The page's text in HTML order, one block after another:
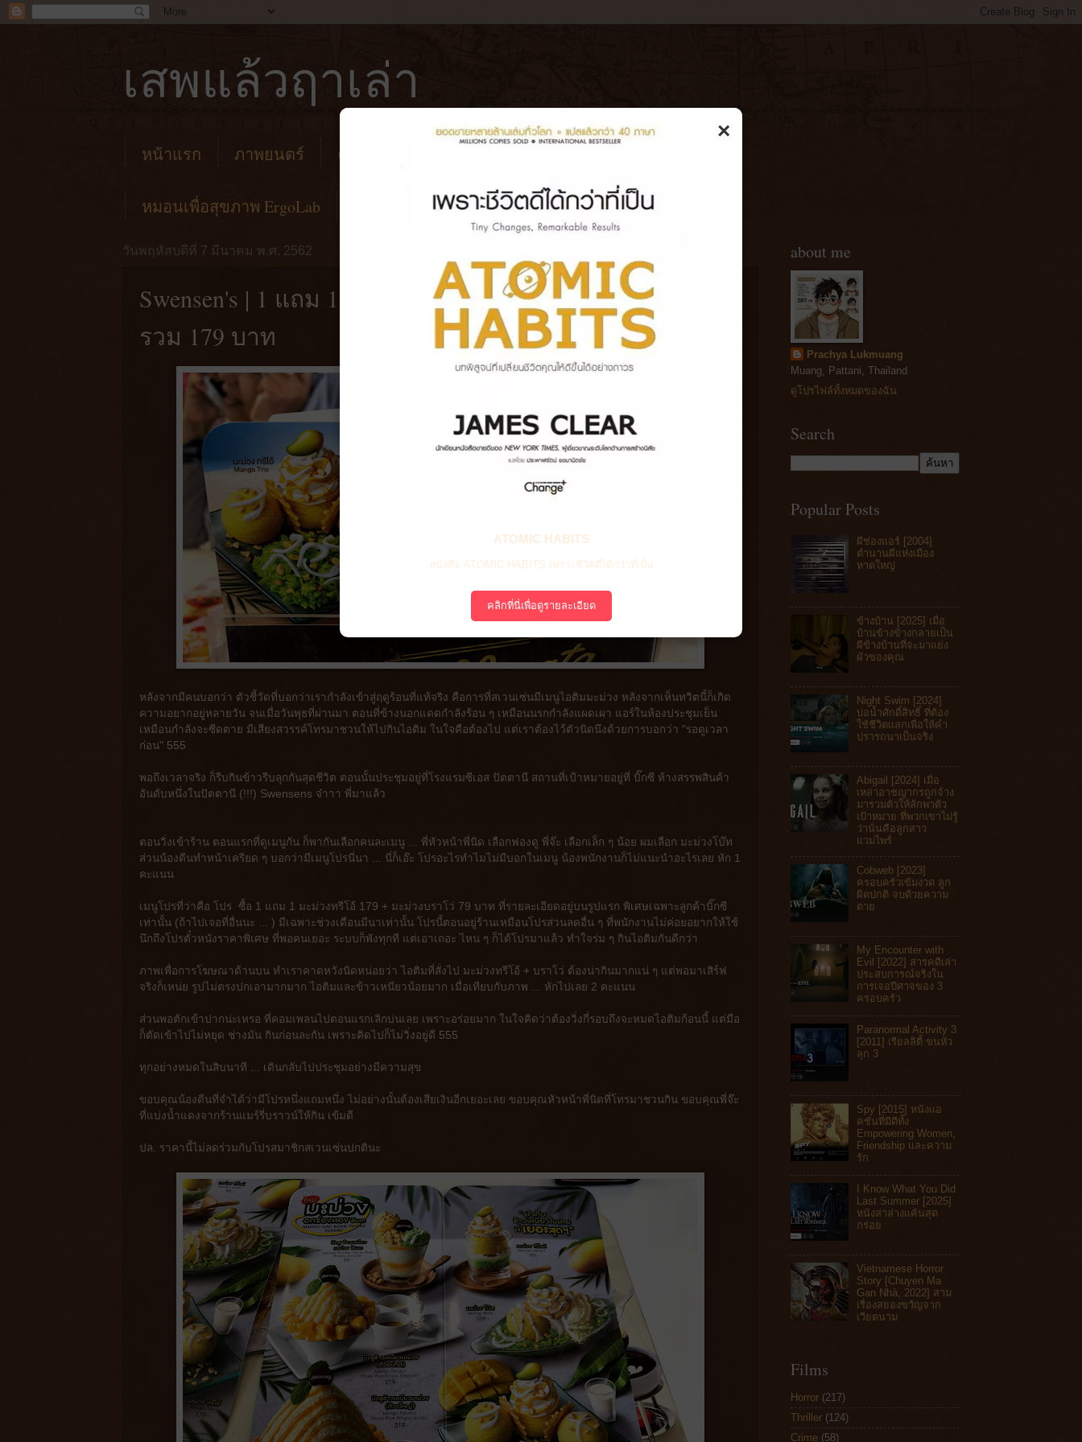
เสพแล้วฤาเล่า
หน้าแรก ภาพยนตร์ คาเฟ่
หมอนเพื่อสุขภาพ ErgoLab
วันพฤหัสบดีที่ 7 มีนาคม พ.ศ. 2562
Swensen's | 1 แถม 1 มะม่วงทรีโอ้ + มะม่วงบราโว่ ราคา
รวม 179 บาท
หลังจากมีคนบอกว่า ตัวชี้วัดที่บอกว่าเรากำลังเข้าสู่ฤดูร้อนที่แท้จริง คือการที่สเวนเซ่นมีเมนูไอติมมะม่วง หลังจากเห็นทวิตนี้ก็เกิด
ความอยากอยู่หลายวัน จนเมื่อวันพุธที่ผ่านมา ตอนที่ข้างนอกแดดกำลังร้อน ๆ เหมือนนรกกำลังแผดเผา แอร์ในห้องประชุมเย็น
เหมือนกำลังจะซีดตาย มีเสียงสวรรค์โทรมาชวนให้ไปกินไอติม ในใจคือต้องไป แต่เราต้องไว้ตัวนิดนึงด้วยการบอกว่า "รอดูเวลา
ก่อน" 555
พอถึงเวลาจริง ก็รีบกินข้าวรีบลุกกันสุดชีวิต ตอนนั้นประชุมอยู่ที่โรงแรมซีเอส ปัตตานี สถานที่เป้าหมายอยู่ที่ บิ๊กซี ห้างสรรพสินค้า
อันดับหนึ่งในปัตตานี (!!!) Swensens จ๋าาา พี่มาแล้ว
ตอนวิ่งเข้าร้าน ตอนแรกที่ดูเมนูกัน ก็พากันเลือกคนละเมนู ... พี่หัวหน้าพี่นิด เลือกฟองดู พี่จ๊ะ เลือกเล็ก ๆ น้อย ผมเลือก มะม่วงโบ๊ท
ส่วนน้องดีนทำหน้าเครียด ๆ บอกว่ามีเมนูโปรนี่นา ... นี่ก็เอ๊ะ โปรอะไรทำไมไม่มีบอกในเมนู น้องพนักงานก็ไม่แนะนำอะไรเลย หัก 1
คะแนน
เมนูโปรที่ว่าคือ โปร ซื้อ 1 แถม 1 มะม่วงทรีโอ้ 179 + มะม่วงบราโว่ 79 บาท ที่รายละเอียดอยู่บนรูปแรก พิเศษเฉพาะลูกค้าบิ๊กซี
เท่านั้น (ถ้าไปเจอที่อื่นนะ ... ) มีเฉพาะช่วงเดือนมีนาเท่านั้น โปรนี้ตอนอยู่ร้านเหมือนโปรส่วนลดอื่น ๆ ที่พนักงานไม่ค่อยอยากให้ใช้
นึกถึงโปรตั๋วหนังราคาพิเศษ ที่พอคนเยอะ ระบบก็พังทุกที แต่เอาเถอะ ไหน ๆ ก็ได้โปรมาแล้ว ทำใจร่ม ๆ กินไอติมกันดีกว่า
ภาพเพื่อการโฆษณาด้านบน ทำเราคาดหวังนิดหน่อยว่า ไอติมที่สั่งไป มะม่วงทรีโอ้ + บราโว่ ต้องน่ากินมากแน่ ๆ แต่พอมาเสิร์ฟ
จริงก็เหน่ย รูปไม่ตรงปกเอามากมาก ไอติมและข้าวเหนียวน้อยมาก เมื่อเทียบกับภาพ ... หักไปเลย 2 คะแนน
ส่วนพอตักเข้าปากน่ะเหรอ ที่คอมเพลนไปตอนแรกเลิกบ่นเลย เพราะอร่อยมาก ในใจคิดว่าต้องวิ่งกี่รอบถึงจะหมดไอติมก้อนนี้ แต่มือ
ก็ตัดเข้าไปไม่หยุด ช่างมัน กินก่อนละกัน เพราะคิดไปก็ไม่วิ่งอยู่ดี 555
ทุกอย่างหมดในสิบนาที ... เดินกลับไปประชุมอย่างมีความสุข
ขอบคุณน้องดีนที่จำได้ว่ามีโปรหนึ่งแถมหนึ่ง ไม่อย่างนั้นต้องเสียเงินอีกเยอะเลย ขอบคุณหัวหน้าพี่นิดที่โทรมาชวนกิน ขอบคุณพี่จ๊ะ
ที่แบ่งน้ำแดงจากร้านแมร์รี่บราวน์ให้กิน เข้มดี
ปล. ราคานี้ไม่ลดร่วมกับโปรสมาชิกสเวนเซ่นปกตินะ
about me
Prachya Lukmuang
Muang, Pattani, Thailand
ดูโปรไฟล์ทั้งหมดของฉัน
Search
Popular Posts
ผีช่องแอร์ [2004]
ตำนานผีแห่งเมือง
หาดใหญ่
ข้างบ้าน [2025] เมื่อ
บ้านข้างข้างกลายเป็น
ผีข้างบ้านที่จะมาแย่ง
ผัวของคุณ
Night Swim [2024]
บ่อน้ำศักดิ์สิทธิ์ ที่ต้อง
ใช้ชีวิตแลกเพื่อให้คำ
ปรารถนาเป็นจริง
Abigail [2024] เมื่อ
เหล่าอาชญากรถูกจ้าง
มารวมตัวให้ลักพาตัว
เป้าหมาย ที่พวกเขาไม่รู้
ว่านั่นคือลูกสาว
แวมไพร์
Cobweb [2023]
ครอบครัวเข้มงวด ลูก
ผิดปกติ จบด้วยความ
ตาย
My Encounter with
Evil [2022] สารคดีเล่า
ประสบการณ์จริงใน
การเจอปีศาจของ 3
ครอบครัว
Paranormal Activity 3
[2011] เรียลลิตี้ ขนหัว
ลุก 3
Spy [2015] หนังแอ
คชันที่มีดีทั้ง
Empowering Women,
Friendship และความ
รัก
I Know What You Did
Last Summer [2025]
หนังล่าล่างแค้นสุด
กร่อย
Vietnamese Horror
Story [Chuyen Ma
Gan Nhà, 2022] สาม
เรื่องสยองขวัญจาก
เวียดนาม
Films
Horror (217)
Thriller (124)
Crime (58)
×
ATOMIC HABITS
หนังสือ ATOMIC HABITS เพราะชีวิตดีได้กว่าที่เป็น
คลิกที่นี่เพื่อดูรายละเอียด